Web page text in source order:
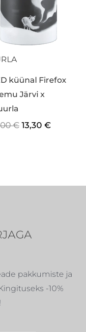
küünal Firefox
Järvi x
€ 13,30€
pakkumiste ja
-10%